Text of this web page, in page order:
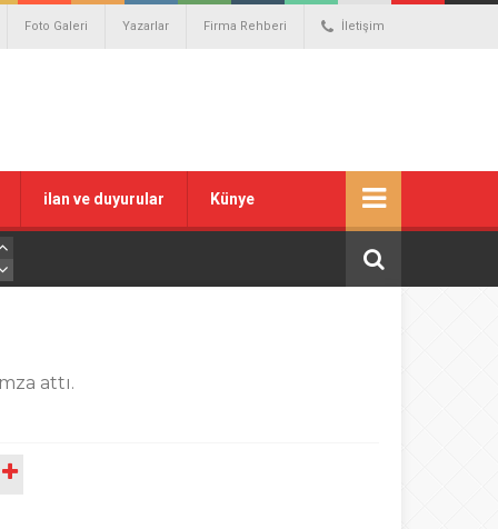
Foto Galeri Yazarlar Firma Rehberi İletişim
ilan ve duyurular Künye
attı.